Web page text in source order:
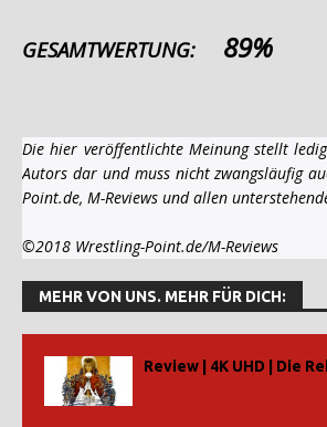
GESAMTWERTUNG: 89%
Die hier veröffentlichte Meinung stellt
Autors dar und muss nicht zwangsläufig
Point.de, M-Reviews und allen
©2018 Wrestling-Point.de/M-Reviews
MEHR VON UNS. MEHR FÜR DICH:
Review | 4K UHD | Die